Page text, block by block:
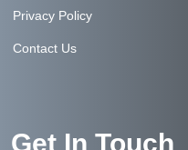
Privacy Policy
Contact Us
Get In Touch